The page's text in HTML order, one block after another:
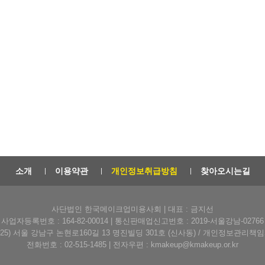
소개 이용약관 개인정보취급방침 찾아오시는길
사단법인 한국메이크업미용사회 | 대표 : 금지선
사업자등록번호 : 164-82-00014 | 통신판매업신고번호 : 2019-서울강남-02766
서울 강남구 논현로160길 13 명진빌딩 301호 (신사동) / 개인정보관리책
전화번호 : 02-515-1485 | 전자우편 : kmakeup@kmakeup.or.kr